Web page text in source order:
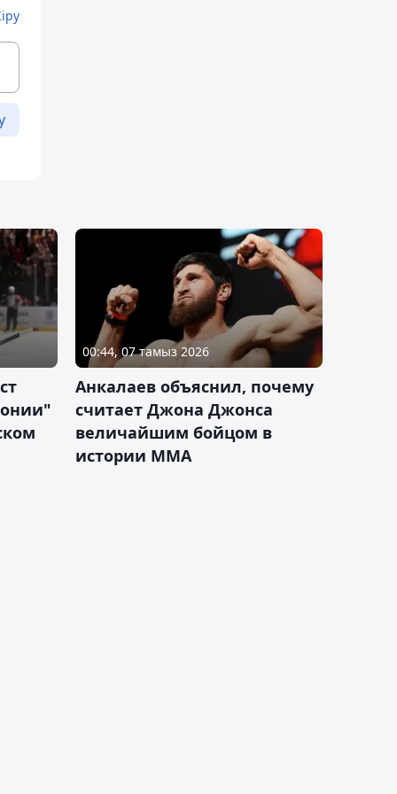
00:44, 07 тамыз 2026
Анкалаев объяснил, почему
считает Джона Джонса
величайшим бойцом в
истории ММА